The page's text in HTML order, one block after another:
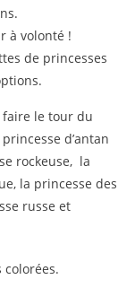
à volonté !
de princesses
faire le tour du
d’antan
rockeuse, la
la princesse des
russe et